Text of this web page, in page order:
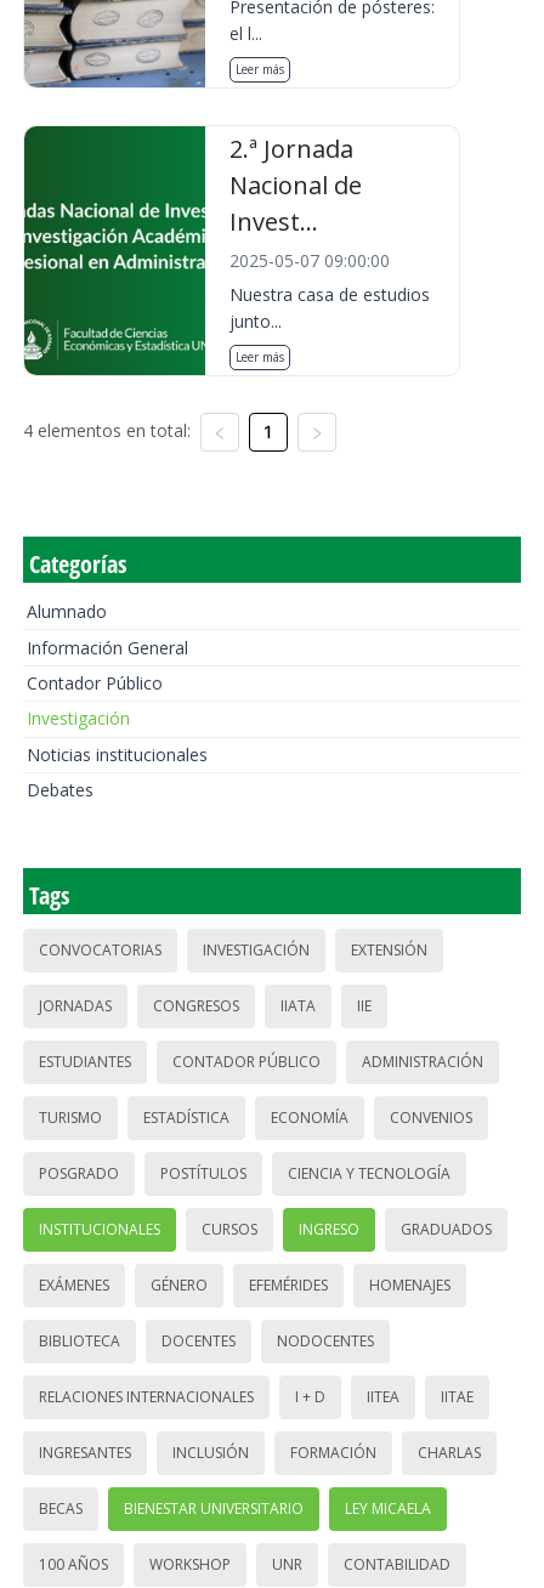
Presentación de pósteres:
el l...
Leer más
2.ª Jornada
Nacional de
Invest...
2025-05-07 09:00:00
Nuestra casa de estudios
junto...
Leer más
4 elementos en total: 1
Categorías
Alumnado
Información General
Contador Público
Investigación
Noticias institucionales
Debates
Tags
CONVOCATORIAS INVESTIGACIÓN EXTENSIÓN
JORNADAS CONGRESOS IIATA IIE
ESTUDIANTES CONTADOR PÚBLICO ADMINISTRACIÓN
TURISMO ESTADÍSTICA ECONOMÍA CONVENIOS
POSGRADO POSTÍTULOS CIENCIA Y TECNOLOGÍA
INSTITUCIONALES CURSOS INGRESO GRADUADOS
EXÁMENES GÉNERO EFEMÉRIDES HOMENAJES
BIBLIOTECA DOCENTES NODOCENTES
RELACIONES INTERNACIONALES I + D IITEA IITAE
INGRESANTES INCLUSIÓN FORMACIÓN CHARLAS
BECAS BIENESTAR UNIVERSITARIO LEY MICAELA
100 AÑOS WORKSHOP UNR CONTABILIDAD